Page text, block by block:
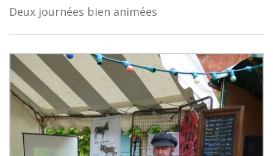
Boutique
Deux journées bien animées